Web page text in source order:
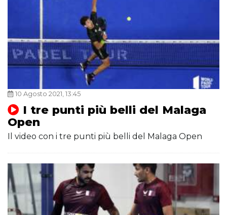
10 Agosto 2021, 13:45
I tre punti più belli del Malaga
Open
Il video con i tre punti più belli del Malaga Open